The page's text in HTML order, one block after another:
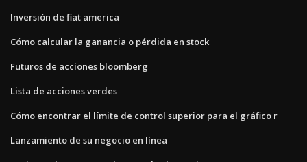
Inversión de fiat america
Cómo calcular la ganancia o pérdida en stock
Futuros de acciones bloomberg
Lista de acciones verdes
Cómo encontrar el límite de control superior para el gráfico r
Lanzamiento de su negocio en línea